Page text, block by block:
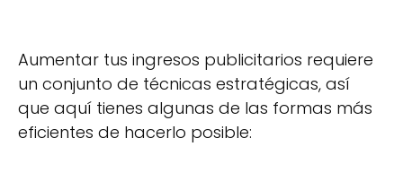
Aumentar tus ingresos publicitarios requiere
un conjunto de técnicas estratégicas, así
que aquí tienes algunas de las formas más
eficientes de hacerlo posible: